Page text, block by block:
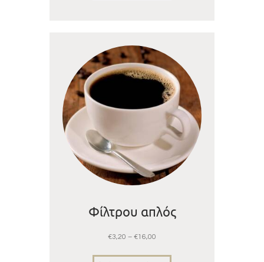
Φίλτρου απλός
€3,20 – €16,00